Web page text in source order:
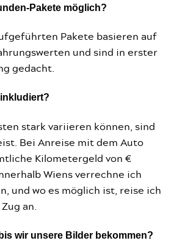
Pakete möglich?
Pakete basieren auf
und sind in erster
gedacht.
stark variieren können, sind
Bei Anreise mit dem Auto
Kilometergeld von €
Wiens verrechne ich
und wo es möglich ist, reise ich
an.
wir unsere Bilder bekommen?